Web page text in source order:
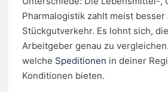
Pharmalogistik zahlt meist
Stückgutverkehr. Es lohnt sich,
Arbeitgeber genau zu
welche Speditionen in deiner
Konditionen bieten.